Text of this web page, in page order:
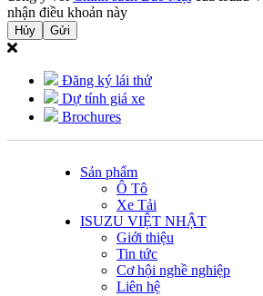
nhận điều khoản này
Hủy
Đăng ký lái thử
Dự tính giá xe
Brochures
Sản phẩm
Ô Tô
Xe Tải
ISUZU VIỆT NHẬT
Giới thiệu
Tin tức
Cơ hội nghề nghiệp
Liên hệ